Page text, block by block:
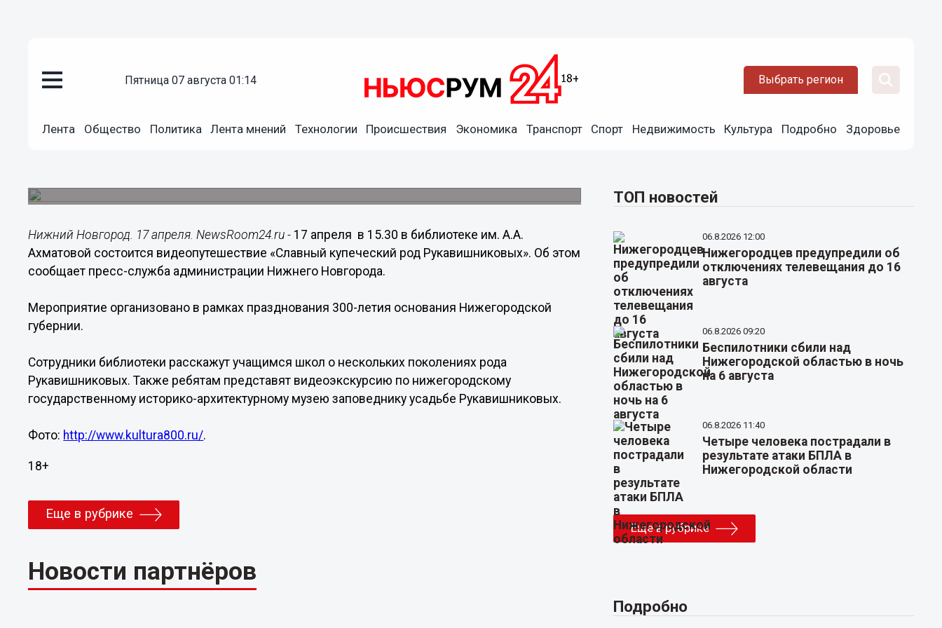
пятница 07 августа 01:14 Выбрать регион
Лента Общество Политика Лента мнений Технологии Происшествия Экономика Транспорт Спорт Недвижимость Культура Подробно Здоровье
Нижегородским школьникам расскажут о роде
Нижний Новгород. 17 апреля. NewsRoom24.ru - 17 апреля в 15.30 в библиотеке им. А.А.
Ахматовой состоится видеопутешествие «Славный купеческий род Рукавишниковых». Об этом
сообщает пресс-служба администрации Нижнего Новгорода.
Мероприятие организовано в рамках празднования 300-летия основания Нижегородской
губернии.
Сотрудники библиотеки расскажут учащимся школ о нескольких поколениях рода
Рукавишниковых. Также ребятам представят видеоэкскурсию по нижегородскому
государственному историко-архитектурному музею заповеднику усадьбе Рукавишниковых.
Фото: http://www.kultura800.ru/.
18+
Еще в рубрике
Новости партнёров
ТОП новостей
06.8.2026 12:00
Нижегородцев предупредили об
отключениях телевещания до 16
августа
06.8.2026 09:20
Беспилотники сбили над
Нижегородской областью в ночь
на 6 августа
06.8.2026 11:40
Четыре человека пострадали в
результате атаки БПЛА в
Нижегородской области
Еще в рубрике
Подробно